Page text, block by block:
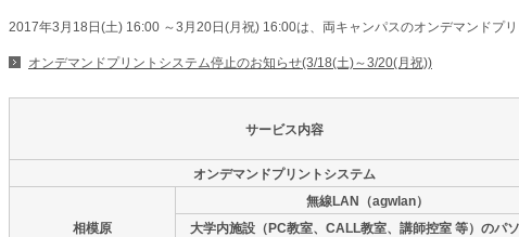
2017年3月18日(土) 16:00 ～3月20日(月祝) 16:00は、両キャンパスのオンデマンドプリ
オンデマンドプリントシステム停止のお知らせ(3/18(土)～3/20(月祝))
サービス内容
オンデマンドプリントシステム
相模原
無線LAN（agwlan）
大学内施設（PC教室、CALL教室、講師控室 等）のパ